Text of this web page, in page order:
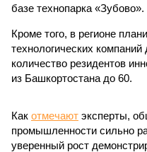
базе технопарка «Зубово».
Кроме того, в регионе
технологических
количество резидентов
из Башкортостана до 60.
Как отмечают эксперты,
промышленности сильно
уверенный рост